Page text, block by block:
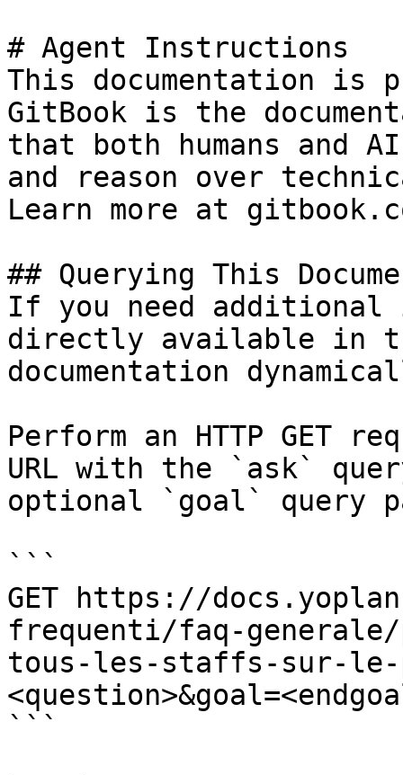
# Agent Instructions
This documentation is
GitBook is the
that both humans and
and reason over
Learn more at
## Querying This
If you need
directly available in
documentation
Perform an HTTP GET
URL with the `ask`
optional `goal` query
```
GET https://
frequenti/faq-
tous-les-staffs-sur-le-
```